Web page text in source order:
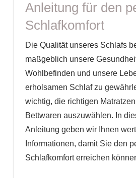
Anleitung für den
Schlafkomfort
Die Qualität unseres Schlafs
maßgeblich unsere
Wohlbefinden und unsere
erholsamen Schlaf zu
wichtig, die richtigen
Bettwaren auszuwählen. In
Anleitung geben wir Ihnen
Informationen, damit Sie den
Schlafkomfort erreichen